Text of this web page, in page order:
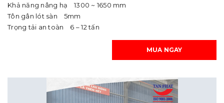
Khả năng nâng hạ 1300 ~ 1650 mm
Tôn gân lót sàn 5mm
Trọng tải an toàn 6 – 12 tấn
MUA NGAY